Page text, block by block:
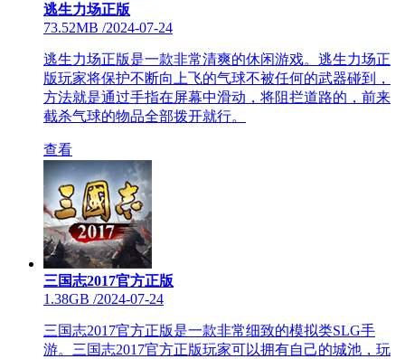
逃生力场正版
73.52MB /2024-07-24
逃生力场正版是一款非常清爽的休闲游戏。逃生力场正
版玩家将保护不断向上飞的气球不被任何的武器碰到，
方法就是通过手指在屏幕中滑动，将阻拦道路的，前来
截杀气球的物品全部拨开就行。
查看
三国志2017官方正版
1.38GB /2024-07-24
三国志2017官方正版是一款非常细致的模拟类SLG手
游。三国志2017官方正版玩家可以拥有自己的城池，玩